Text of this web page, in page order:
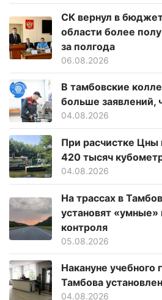
СК вернул в
области более
за полгода
06.08.2026
В тамбовские
больше заявлений,
04.08.2026
При расчистке Цны
420 тысяч
04.08.2026
На трассах в
установят «умные»
контроля
05.08.2026
Накануне
Тамбова
04.08.2026